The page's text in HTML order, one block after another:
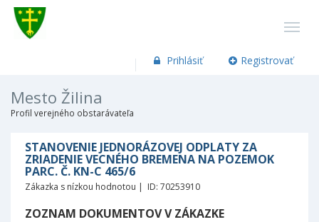
Prihlásiť Registrovať
Mesto Žilina
Profil verejného obstarávateľa
STANOVENIE JEDNORÁZOVEJ ODPLATY ZA
ZRIADENIE VECNÉHO BREMENA NA POZEMOK
PARC. Č. KN-C 465/6
Zákazka s nízkou hodnotou | ID: 70253910
ZOZNAM DOKUMENTOV V ZÁKAZKE